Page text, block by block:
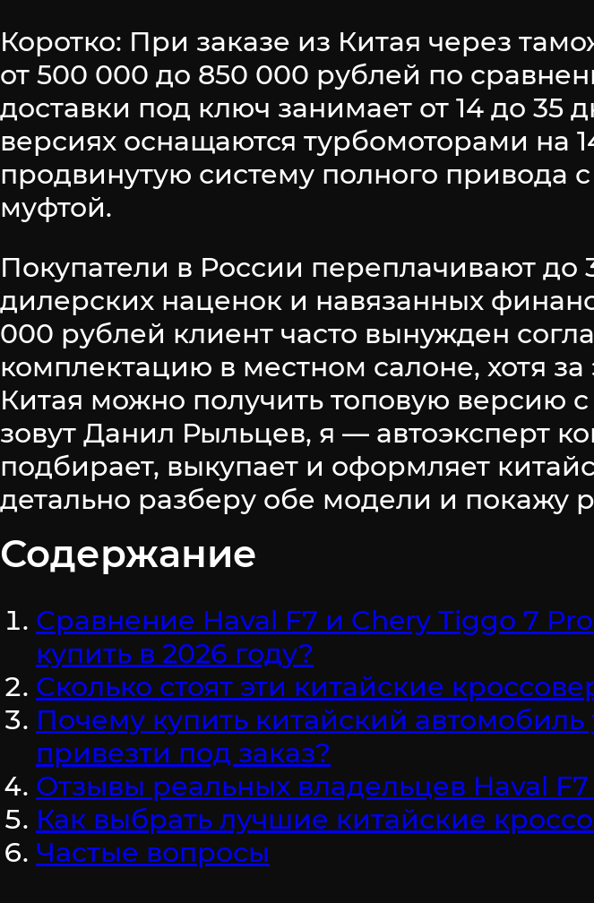
Коротко: При заказе из Китая через
от 500 000 до 850 000 рублей по
доставки под ключ занимает от 14 до
версиях оснащаются турбомоторами на
продвинутую систему полного привода
муфтой.
Покупатели в России переплачивают до
дилерских наценок и навязанных
000 рублей клиент часто вынужден
комплектацию в местном салоне, хотя
Китая можно получить топовую версию
зовут Данил Рыльцев, я — автоэксперт
подбирает, выкупает и оформляет
детально разберу обе модели и покажу
Содержание
Сравнение Haval F7 и Chery Tiggo 7
купить в 2026 году?
Сколько стоят эти китайские
Почему купить китайский
привезти под заказ?
Отзывы реальных владельцев Haval
Как выбрать лучшие китайские
Частые вопросы